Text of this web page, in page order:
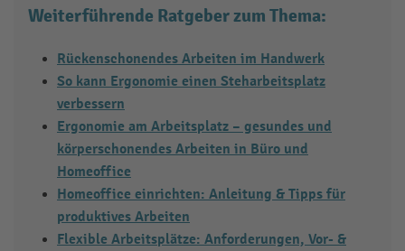
Weiterführende Ratgeber zum Thema:
Rückenschonendes Arbeiten im Handwerk
So kann Ergonomie einen Steharbeitsplatz
verbessern
Ergonomie am Arbeitsplatz – gesundes und
körperschonendes Arbeiten in Büro und
Homeoffice
Homeoffice einrichten: Anleitung & Tipps für
produktives Arbeiten
Flexible Arbeitsplätze: Anforderungen, Vor- &